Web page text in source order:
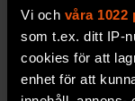
Vi och våra 1022
som t.ex. ditt IP-
cookies för att
enhet för att
och varför
RYMD &